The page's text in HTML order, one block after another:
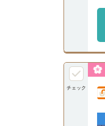
チェック